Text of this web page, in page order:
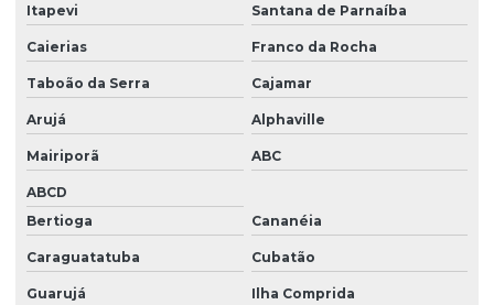
Itapevi Santana de Parnaíba
Caierias Franco da Rocha
Taboão da Serra Cajamar
Arujá Alphaville
Mairiporã ABC
ABCD
Bertioga
Cananéia
Caraguatatuba Cubatão
Guarujá Ilha Comprida